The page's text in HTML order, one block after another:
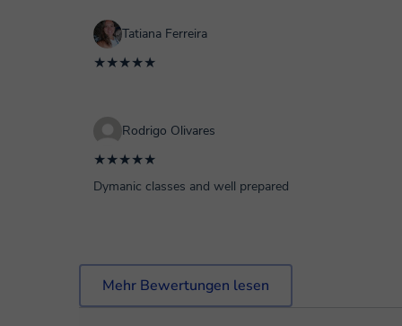
Tatiana Ferreira
★★★★★
Rodrigo Olivares
★★★★★
Dymanic classes and well prepared
Mehr Bewertungen lesen